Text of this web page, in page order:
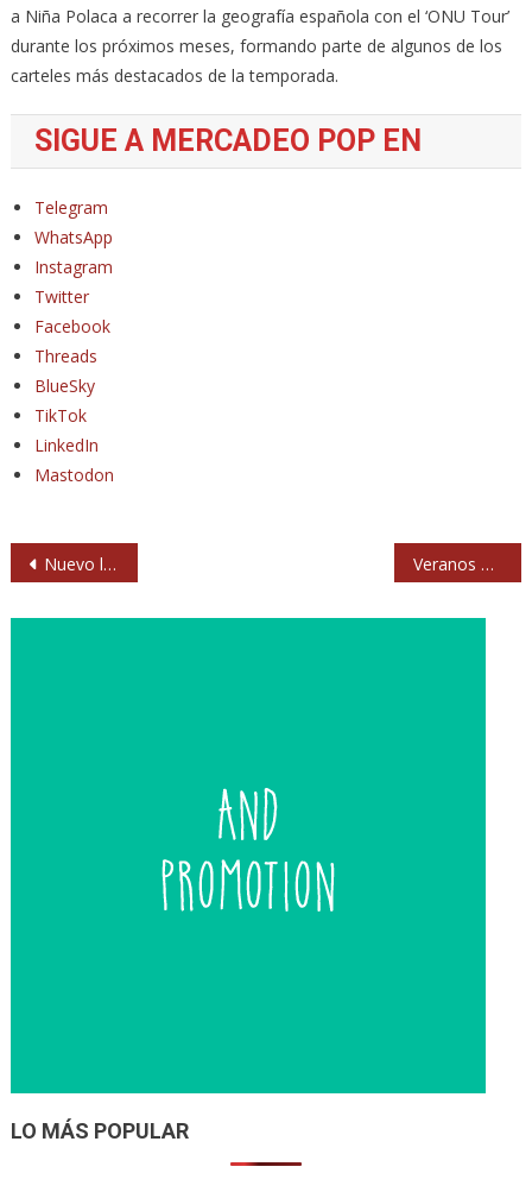
a Niña Polaca a recorrer la geografía española con el ‘ONU Tour’
durante los próximos meses, formando parte de algunos de los
carteles más destacados de la temporada.
SIGUE A MERCADEO POP EN
Telegram
WhatsApp
Instagram
Twitter
Facebook
Threads
BlueSky
TikTok
LinkedIn
Mastodon
Navegación
Nuevo libro: ‘Foo Fighters, el poder de Dave Grohl’ Veranos de la Villa 2026 llena Madrid de cultura
LO MÁS POPULAR